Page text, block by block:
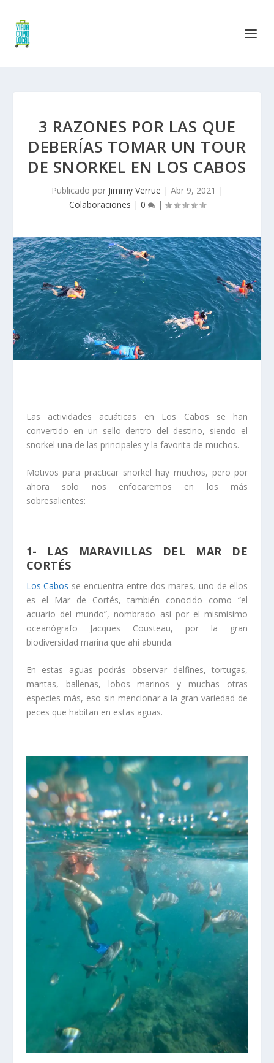
3 RAZONES POR LAS QUE
DEBERÍAS TOMAR UN TOUR
DE SNORKEL EN LOS CABOS
Publicado por Jimmy Verrue | Abr 9, 2021 |
Colaboraciones | 0 |
Las actividades acuáticas en Los Cabos se han
convertido en un sello dentro del destino, siendo el
snorkel una de las principales y la favorita de muchos.
Motivos para practicar snorkel hay muchos, pero por
ahora solo nos enfocaremos en los más
sobresalientes:
1- LAS MARAVILLAS DEL MAR DE
CORTÉS
Los Cabos se encuentra entre dos mares, uno de ellos
es el Mar de Cortés, también conocido como “el
acuario del mundo”, nombrado así por el mismísimo
oceanógrafo Jacques Cousteau, por la gran
biodiversidad marina que ahí abunda.
En estas aguas podrás observar delfines, tortugas,
mantas, ballenas, lobos marinos y muchas otras
especies más, eso sin mencionar a la gran variedad de
peces que habitan en estas aguas.